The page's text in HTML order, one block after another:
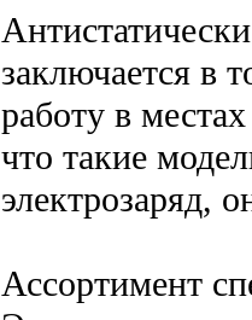
заключается в
работу в
что такие
электрозаряд,
Ассортимент